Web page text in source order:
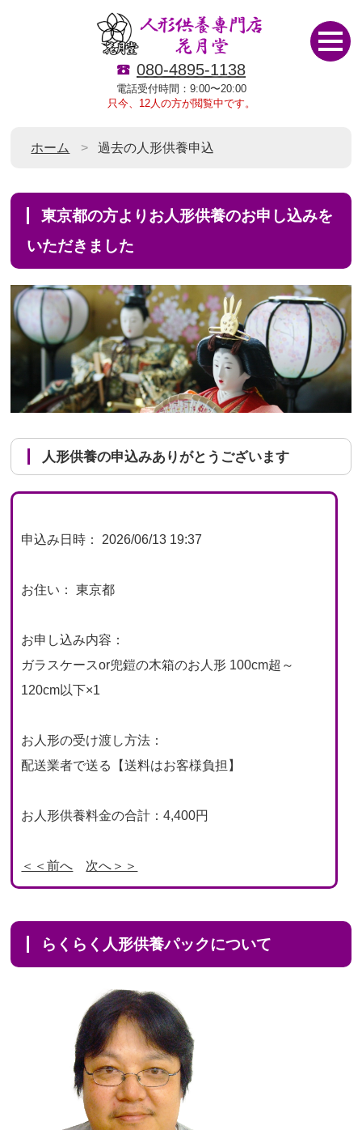
080-4895-1138
電話受付時間：9:00〜20:00
只今、12人の方が閲覧中です。
ホーム 過去の人形供養申込
東京都の方よりお人形供養のお申し込みを
いただきました
人形供養の申込みありがとうございます
申込み日時： 2026/06/13 19:37
お住い： 東京都
お申し込み内容：
ガラスケースor兜鎧の木箱のお人形 100cm超～
120cm以下×1
お人形の受け渡し方法：
配送業者で送る【送料はお客様負担】
お人形供養料金の合計：4,400円
＜＜前へ 次へ＞＞
らくらく人形供養パックについて